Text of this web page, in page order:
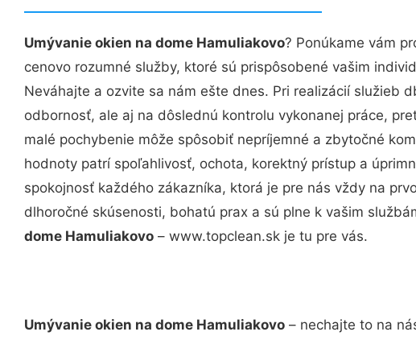
Umývanie okien na dome Hamuliakovo? Ponúkame vám
cenovo rozumné služby, ktoré sú prispôsobené vašim
Neváhajte a ozvite sa nám ešte dnes. Pri realizácií služieb
odbornosť, ale aj na dôslednú kontrolu vykonanej práce,
malé pochybenie môže spôsobiť nepríjemné a zbytočné
hodnoty patrí spoľahlivosť, ochota, korektný prístup a
spokojnosť každého zákazníka, ktorá je pre nás vždy na
dlhoročné skúsenosti, bohatú prax a sú plne k vašim
dome Hamuliakovo – www.topclean.sk je tu pre vás.
Umývanie okien na dome Hamuliakovo – nechajte to na